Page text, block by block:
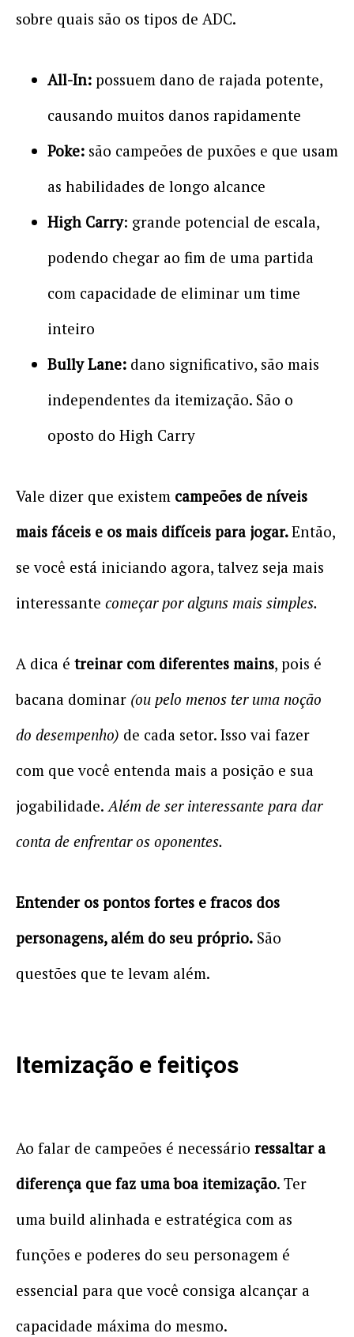
sobre quais são os tipos de ADC.
All-In: possuem dano de rajada potente,
causando muitos danos rapidamente
Poke: são campeões de puxões e que usam
as habilidades de longo alcance
High Carry: grande potencial de escala,
podendo chegar ao fim de uma partida
com capacidade de eliminar um time
inteiro
Bully Lane: dano significativo, são mais
independentes da itemização. São o
oposto do High Carry
Vale dizer que existem campeões de níveis
mais fáceis e os mais difíceis para jogar.Então,
se você está iniciando agora, talvez seja mais
interessante começar por alguns mais simples.
A dica é treinar com diferentes mains, pois é
bacana dominar (ou pelo menos ter uma noção
do desempenho) de cada setor. Isso vai fazer
com que você entenda mais a posição e sua
jogabilidade. Além de ser interessante para dar
conta de enfrentar os oponentes.
Entender os pontos fortes e fracos dos
personagens, além do seu próprio. São
questões que te levam além.
Itemização e feitiços
Ao falar de campeões é necessário ressaltar a
diferença que faz uma boa itemização. Ter
uma build alinhada e estratégica com as
funções e poderes do seu personagem é
essencial para que você consiga alcançar a
capacidade máxima do mesmo.